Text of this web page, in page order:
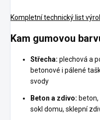
Kompletní technický list
Kam gumovou
Střecha: plechová a
betonové i pálené
svody
Beton a zdivo:
sokl domu, sklepní